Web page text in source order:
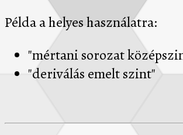
Példa a helyes használatra:
"mértani sorozat
"deriválás emelt szint"